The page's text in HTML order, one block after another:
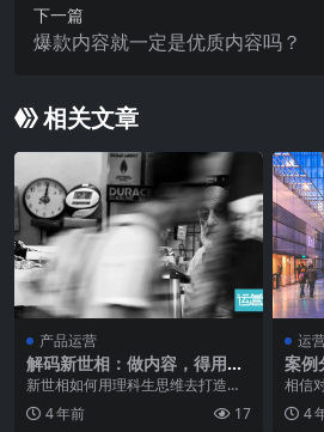
下一篇
爆款内容就一定是优质内容吗？
相关文章
产品运营
解码新世相：做内容，得用理
科生思维
新世相如何用理科生思维去打造视
频内容？本文笔者将从内容研发、
内容生产、内容引爆、...
4 年前 17
运
案例
进行
相信
来说
会，
4